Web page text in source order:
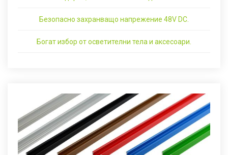
Безопасно захранващо напрежение 48V DC.
Богат избор от осветителни тела и аксесоари.